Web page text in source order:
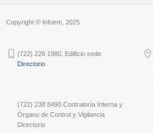
Copyright © Infoem, 2025
(722) 226 1980. Edificio sede
Directorio
(722) 238 8490 Contraloría Interna y
Órgano de Control y Vigilancia
Directorio